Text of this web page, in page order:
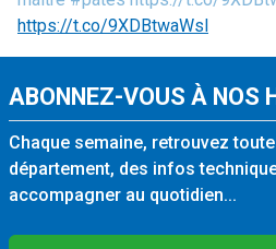
https://t.co/9XDBtwaWsl
ABONNEZ-VOUS À NOS
Chaque semaine, retrouvez
département, des infos
accompagner au quotidien...